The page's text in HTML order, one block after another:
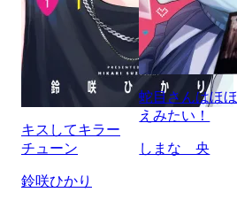
キスしてキラー
チューン
鈴咲ひかり
蛇目さんはほほ
えみたい！
しまな 央